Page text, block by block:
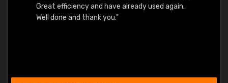
Great efficiency and have already used again.
Well done and thank you."